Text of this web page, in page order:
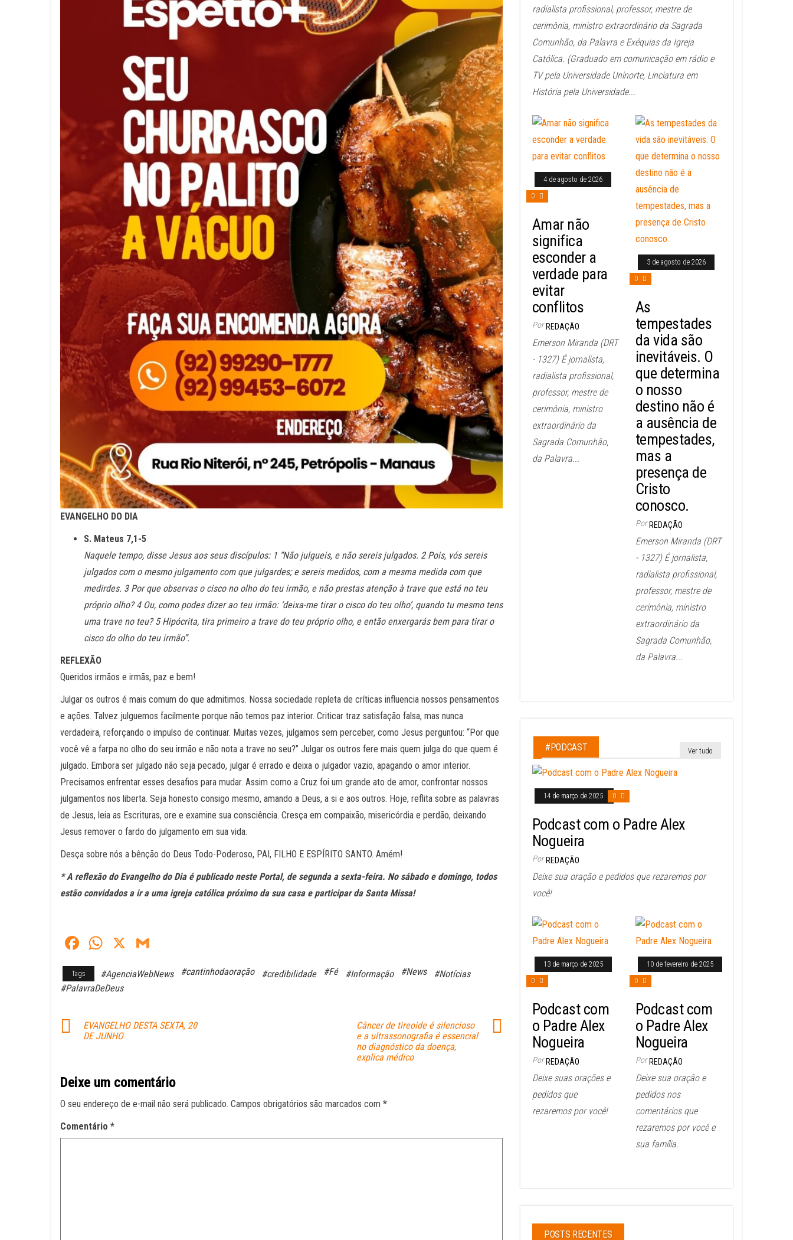
EVANGELHO DO DIA
S. Mateus 7,1-5
Naquele tempo, disse Jesus aos seus discípulos: 1 “Não julgueis, e não sereis julgados. 2 Pois, vós sereis
julgados com o mesmo julgamento com que julgardes; e sereis medidos, com a mesma medida com que
medirdes. 3 Por que observas o cisco no olho do teu irmão, e não prestas atenção à trave que está no teu
próprio olho? 4 Ou, como podes dizer ao teu irmão: ‘deixa-me tirar o cisco do teu olho’, quando tu mesmo tens
uma trave no teu? 5 Hipócrita, tira primeiro a trave do teu próprio olho, e então enxergarás bem para tirar o
cisco do olho do teu irmão”.
REFLEXÃO
Queridos irmãos e irmãs, paz e bem!
Julgar os outros é mais comum do que admitimos. Nossa sociedade repleta de críticas influencia nossos pensamentos
e ações. Talvez julguemos facilmente porque não temos paz interior. Criticar traz satisfação falsa, mas nunca
verdadeira, reforçando o impulso de continuar. Muitas vezes, julgamos sem perceber, como Jesus perguntou: “Por que
você vê a farpa no olho do seu irmão e não nota a trave no seu?” Julgar os outros fere mais quem julga do que quem é
julgado. Embora ser julgado não seja pecado, julgar é errado e deixa o julgador vazio, apagando o amor interior.
Precisamos enfrentar esses desafios para mudar. Assim como a Cruz foi um grande ato de amor, confrontar nossos
julgamentos nos liberta. Seja honesto consigo mesmo, amando a Deus, a si e aos outros. Hoje, reflita sobre as palavras
de Jesus, leia as Escrituras, ore e examine sua consciência. Cresça em compaixão, misericórdia e perdão, deixando
Jesus remover o fardo do julgamento em sua vida.
Desça sobre nós a bênção do Deus Todo-Poderoso, PAI, FILHO E ESPÍRITO SANTO. Amém!
* A reflexão do Evangelho do Dia é publicado neste Portal, de segunda a sexta-feira. No sábado e domingo, todos
estão convidados a ir a uma igreja católica próximo da sua casa e participar da Santa Missa!
Fa
ce
bo
W
ts
pp
X
ail
Tags #AgenciaWebNews #cantinhodaoração #credibilidade #Fé #Informação #News
#Notícias
#PalavraDeDeus
EVANGELHO DESTA SEXTA, 20
DE JUNHO
Câncer de tireoide é silencioso
e a ultrassonografia é essencial
no diagnóstico da doença,
explica médico
Deixe um comentário
O seu endereço de e-mail não será publicado. Campos obrigatórios são marcados com *
Comentário *
radialista profissional, professor, mestre de
cerimônia, ministro extraordinário da Sagrada
Comunhão, da Palavra e Exéquias da Igreja
Católica. (Graduado em comunicação em rádio e
TV pela Universidade Uninorte, Linciatura em
História pela Universidade...
4 de agosto de 2026
0
Amar não
significa
esconder a
verdade para
evitar
conflitos
Por REDAÇÃO
Emerson Miranda (DRT
- 1327) É jornalista,
radialista profissional,
professor, mestre de
cerimônia, ministro
extraordinário da
Sagrada Comunhão,
da Palavra...
3 de agosto de 2026
0
As
tempestades
da vida são
inevitáveis. O
que determina
o nosso
destino não é
a ausência de
tempestades,
mas a
presença de
Cristo
conosco.
Por REDAÇÃO
Emerson Miranda (DRT
- 1327) É jornalista,
radialista profissional,
professor, mestre de
cerimônia, ministro
extraordinário da
Sagrada Comunhão,
da Palavra...
#PODCAST Ver tudo
14 de março de 2025 0
Podcast com o Padre Alex
Nogueira
Por REDAÇÃO
Deixe sua oração e pedidos que rezaremos por
você!
13 de março de 2025
0
Podcast com
o Padre Alex
Nogueira
Por REDAÇÃO
Deixe suas orações e
pedidos que
rezaremos por você!
10 de fevereiro de 2025
0
Podcast com
o Padre Alex
Nogueira
Por REDAÇÃO
Deixe sua oração e
pedidos nos
comentários que
rezaremos por você e
sua família.
POSTS RECENTES